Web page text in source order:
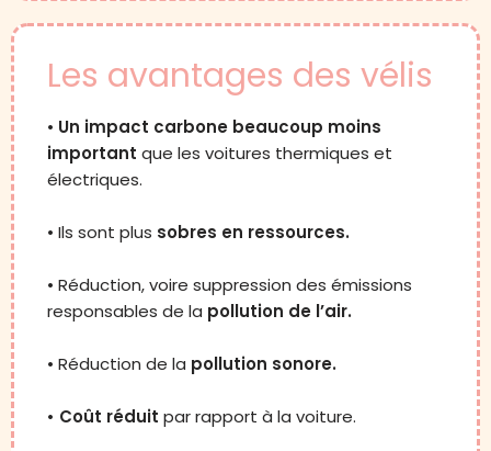
Les avantages des vélis
• Un impact carbone beaucoup moins
important que les voitures thermiques et
électriques.
• Ils sont plus sobres en ressources.
• Réduction, voire suppression des émissions
responsables de la pollution de l’air.
• Réduction de la pollution sonore.
• Coût réduit par rapport à la voiture.